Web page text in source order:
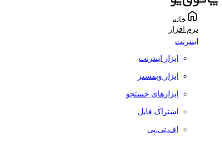
خانه
نرم افزار
اینترنت
ابزار اینترنت
ابزار وبمستر
ابزارهای جستجو
اشتراک فایل
اف.تی.پی